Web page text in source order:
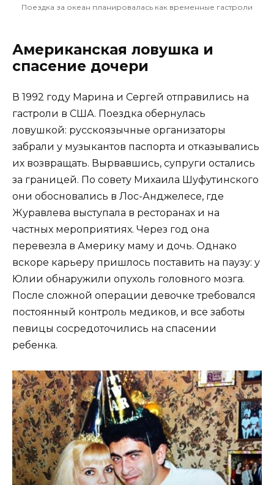
Поездка за океан планировалась как временные гастроли
Американская ловушка и
спасение дочери
В 1992 году Марина и Сергей отправились на
гастроли в США. Поездка обернулась
ловушкой: русскоязычные организаторы
забрали у музыкантов паспорта и отказывались
их возвращать. Вырвавшись, супруги остались
за границей. По совету Михаила Шуфутинского
они обосновались в Лос-Анджелесе, где
Журавлева выступала в ресторанах и на
частных мероприятиях. Через год она
перевезла в Америку маму и дочь. Однако
вскоре карьеру пришлось поставить на паузу: у
Юлии обнаружили опухоль головного мозга.
После сложной операции девочке требовался
постоянный контроль медиков, и все заботы
певицы сосредоточились на спасении
ребенка.